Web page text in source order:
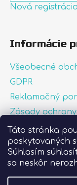
Táto stránka
poskytovaných
Súhlasím
sa neskôr
Nová registrácia
Informácie
Všeobecné
GDPR
Reklamačný
Zásady
Zásady
O nás
FAQ